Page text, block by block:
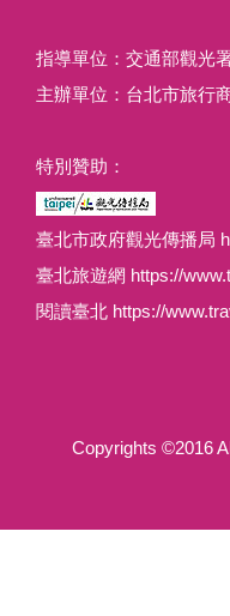
指導單位：交通部觀光
主辦單位：台北市旅行
特別贊助：
臺北市政府觀光傳播局
臺北旅遊網 https://
閱讀臺北 https://
Copyrights ©2016